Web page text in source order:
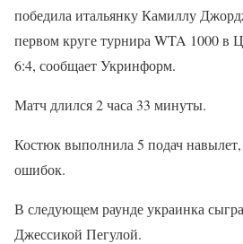
победила итальянку Камиллу
первом круге турнира WTA 1000
6:4, сообщает Укринформ.
Матч длился 2 часа 33 минуты.
Костюк выполнила 5 подач
ошибок.
В следующем раунде украинка
Джессикой Пегулой.